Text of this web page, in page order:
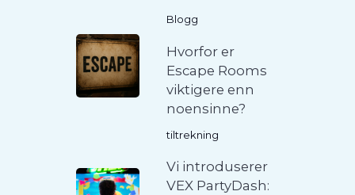
Blogg
Hvorfor er
Escape Rooms
viktigere enn
noensinne?
tiltrekning
Vi introduserer
VEX PartyDash: